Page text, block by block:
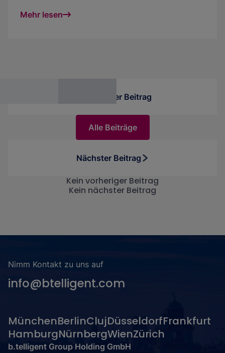
zentralen Plattform Klarheit, Kontrolle und
Mehr lesen
Vorheriger Beitrag
Alle Beiträge
Nächster Beitrag
Kein vorheriger Beitrag
Kein nächster Beitrag
Nimm Kontakt zu uns auf
info@btelligent.com
MünchenBerlinClujDüsseldorfFrankfurt
HamburgNürnbergWienZürich
b.telligent Group Holding GmbH